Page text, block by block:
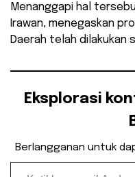
Menanggapi hal
Irawan, menegaskan
Daerah telah dilakukan
Eksplorasi
Berlangganan untuk
Ketikkan email Anda...